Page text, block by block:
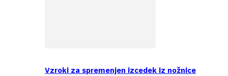
Vzroki za spremenjen izcedek iz nožnice